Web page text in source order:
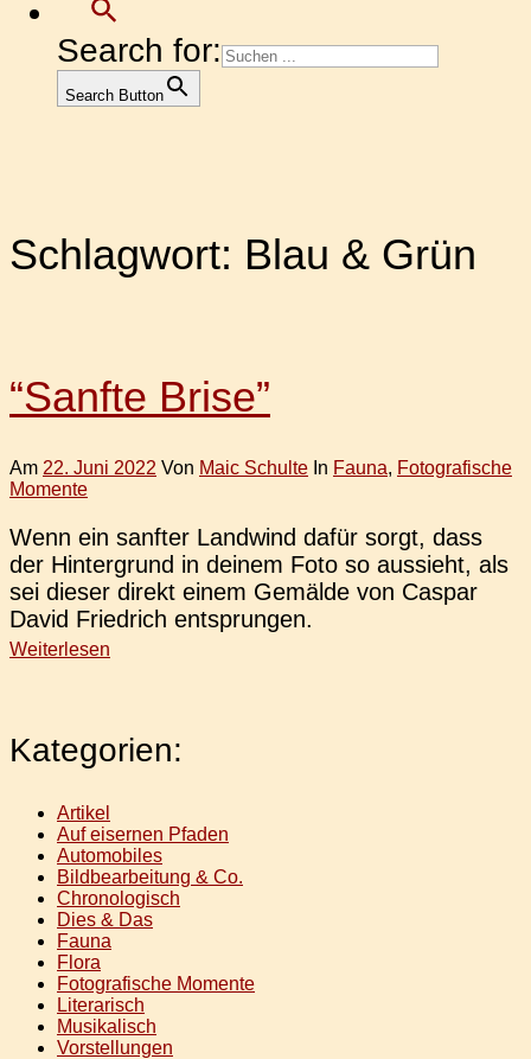
Search for:
Search Button
Schlagwort: Blau & Grün
“Sanfte Brise”
Am 22. Juni 2022 Von Maic Schulte In Fauna, Fotografische
Momente
Wenn ein sanf­ter Land­wind dafür sorgt, dass
der Hin­ter­grund in deinem Foto so aus­sieht, als
sei dieser direkt einem Gemäl­de von Caspar
David Fried­rich entsprungen.
Weiterlesen
Kategorien:
Artikel
Auf eisernen Pfaden
Automobiles
Bildbearbeitung & Co.
Chronologisch
Dies & Das
Fauna
Flora
Fotografische Momente
Literarisch
Musikalisch
Vorstellungen